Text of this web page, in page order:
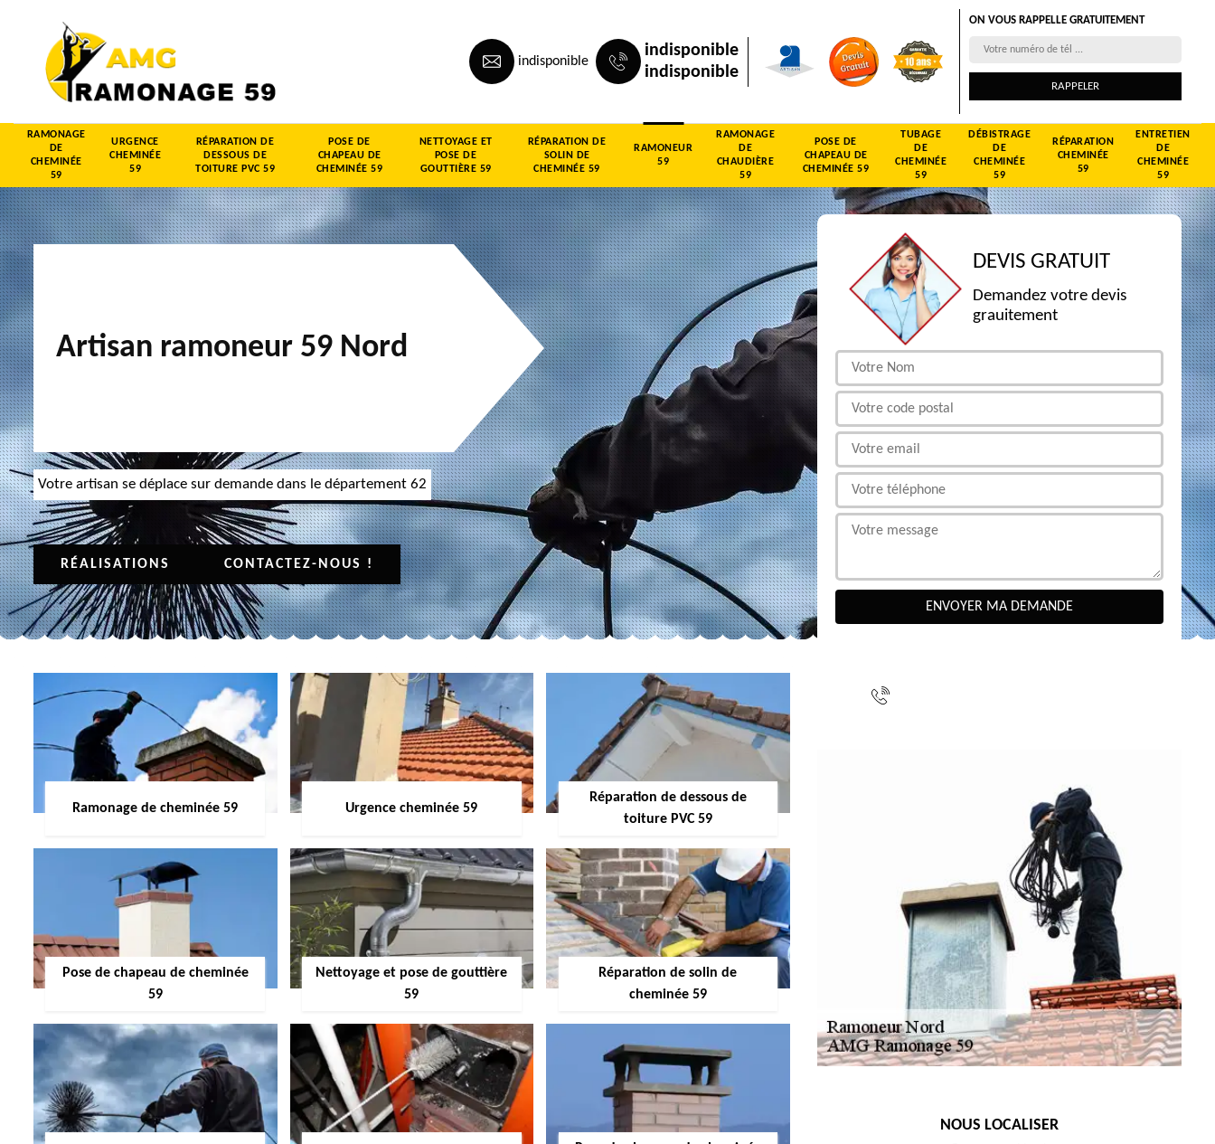
indisponible
indisponible
indisponible
ON VOUS RAPPELLE GRATUITEMENT
RAMONAGE
DE
CHEMINÉE
59
URGENCE
CHEMINÉE
59
RÉPARATION DE
DESSOUS DE
TOITURE PVC 59
POSE DE
CHAPEAU DE
CHEMINÉE 59
NETTOYAGE ET
POSE DE
GOUTTIÈRE 59
RÉPARATION DE
SOLIN DE
CHEMINÉE 59
RAMONEUR
59
RAMONAGE
DE
CHAUDIÈRE
59
POSE DE
CHAPEAU DE
CHEMINÉE 59
TUBAGE
DE
CHEMINÉE
59
DÉBISTRAGE
DE
CHEMINÉE
59
RÉPARATION
CHEMINÉE
59
ENTRETIEN
DE
CHEMINÉE
59
Artisan ramoneur 59 Nord
Votre artisan se déplace sur demande dans le département 62
RÉALISATIONS CONTACTEZ-NOUS !
Ramonage de cheminée 59 Urgence cheminée 59
Réparation de dessous de
toiture PVC 59
Pose de chapeau de cheminée
59
Nettoyage et pose de gouttière
59
Réparation de solin de
cheminée 59
DEVIS GRATUIT
Demandez votre devis
grauitement
NOUS LOCALISER